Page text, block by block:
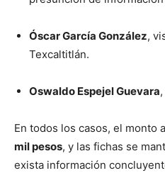
Óscar García González,
Texcaltitlán.
Oswaldo Espejel Guevara
En todos los casos, el monto
mil pesos, y las fichas se
exista información